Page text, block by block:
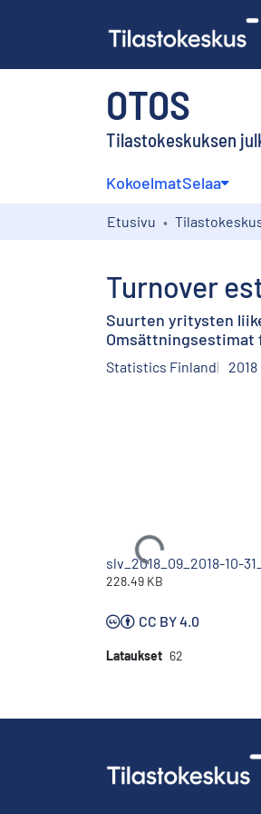
OTOS
Tilastokeskuksen
KokoelmatSelaa
Etusivu
Turnover
Suurten yritysten
Omsättningsestimat
Statistics Finland 2018
Ladataan...
slv_2018_09_2018-10-
228.49 KB
CC BY 4.0
Lataukset 62